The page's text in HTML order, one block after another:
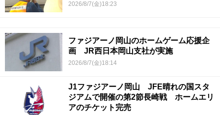
2026/8/7(金)18:23
ファジアーノ岡山のホームゲーム応援企
画 JR西日本岡山支社が実施
2026/8/7(金)18:14
J1ファジアーノ岡山 JFE晴れの国スタ
ジアムで開催の第2節長崎戦 ホームエリ
アのチケット完売